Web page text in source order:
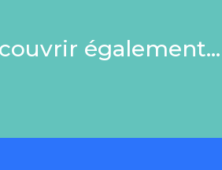
également…